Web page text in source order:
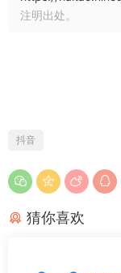
注明出处。
抖音
猜你喜欢